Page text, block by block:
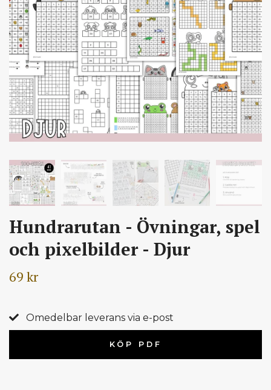
Hundrarutan - Övningar, spel
och pixelbilder - Djur
69 kr
Omedelbar leverans via e-post
KÖP PDF